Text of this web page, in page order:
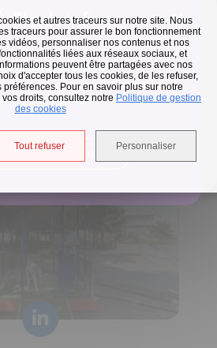
et autres traceurs sur notre site. Nous
traceurs pour assurer le bon fonctionnement
vidéos, personnaliser nos contenus et nos
liées aux réseaux sociaux, et
peuvent être partagées avec nos
d'accepter tous les cookies, de les refuser,
Pour en savoir plus sur notre
droits, consultez notre Politique de gestion
des cookies
Tout refuser Personnaliser
Flash infos
des déchets
le passage de nos camions
heure jusqu'au 14 août.
à l'univers déchets
adaptés aux périodes de fortes